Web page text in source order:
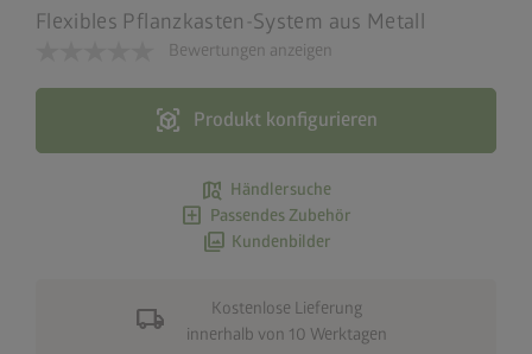
Flexibles Pflanzkasten-System aus Metall
Bewertungen anzeigen
view_in_ar Produkt konfigurieren
map_search Händlersuche
add_box Passendes Zubehör
photo_library Kundenbilder
local_shipping
Kostenlose Lieferung
innerhalb von 10 Werktagen